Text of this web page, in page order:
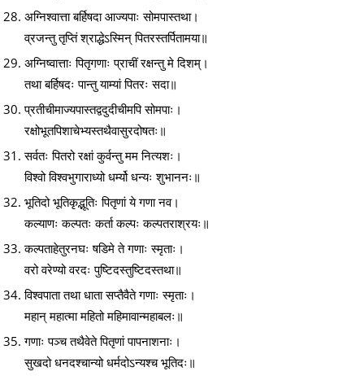
अग्निश्वात्ता बर्हिषदा आज्यपाः सोमपास्तथा।
व्रजन्तु तृप्तिं श्राद्धेऽस्मिन् पितरस्तर्पितामया॥
अग्निष्वात्ताः पितृगणाः प्राचीं रक्षन्तु मे दिशम्।
तथा बर्हिषदः पान्तु याम्यां पितरः सदा॥
प्रतीचीमाज्यपास्तद्वदुदीचीमपि सोमपाः।
रक्षोभूतपिशाचेभ्यस्तथैवासुरदोषतः॥
सर्वतः पितरो रक्षां कुर्वन्तु मम नित्यशः।
विश्वो विश्वभुगाराध्यो धर्म्यो धन्यः शुभाननः॥
भूतिदो भूतिकृद्भूतिः पितृणां ये गणा नव।
कल्याणः कल्पतः कर्ता कल्पः कल्पतराश्रयः॥
कल्पताहेतुरनघः षडिमे ते गणाः स्मृताः।
वरो वरेण्यो वरदः पुष्टिदस्तुष्टिदस्तथा॥
विश्वपाता तथा धाता सप्तैवैते गणाः स्मृताः।
महान् महात्मा महितो महिमावान्महाबलः॥
गणाः पञ्च तथैवेते पितृणां पापनाशनाः।
सुखदो धनदश्चान्यो धर्मदोऽन्यश्च भूतिदः॥